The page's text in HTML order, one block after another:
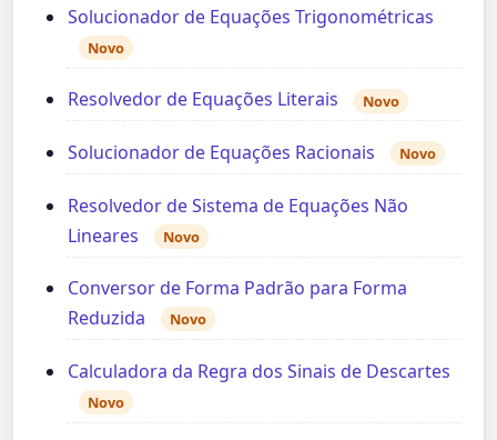
Solucionador de Equações Trigonométricas
Novo
Resolvedor de Equações Literais Novo
Solucionador de Equações Racionais Novo
Resolvedor de Sistema de Equações Não
Lineares
Novo
Conversor de Forma Padrão para Forma
Reduzida
Novo
Calculadora da Regra dos Sinais de Descartes
Novo